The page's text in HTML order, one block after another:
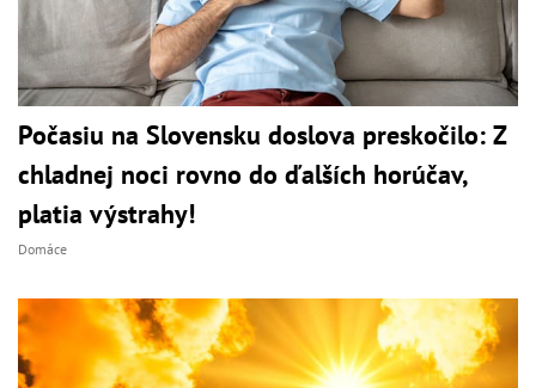
Počasiu na Slovensku doslova preskočilo: Z
chladnej noci rovno do ďalších horúčav,
platia výstrahy!
Domáce